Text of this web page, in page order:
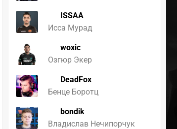
ISSAA
Исса Мурад
woxic
Озгюр Экер
DeadFox
Бенце Боротц
bondik
Владислав Нечипорчук